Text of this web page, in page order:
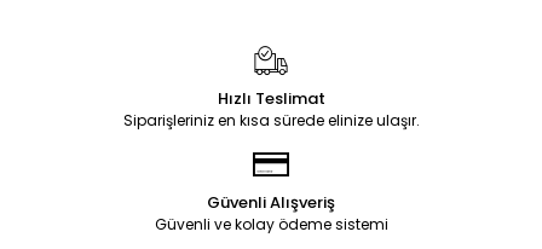
Hızlı Teslimat
Siparişleriniz en kısa sürede elinize ulaşır.
Güvenli Alışveriş
Güvenli ve kolay ödeme sistemi